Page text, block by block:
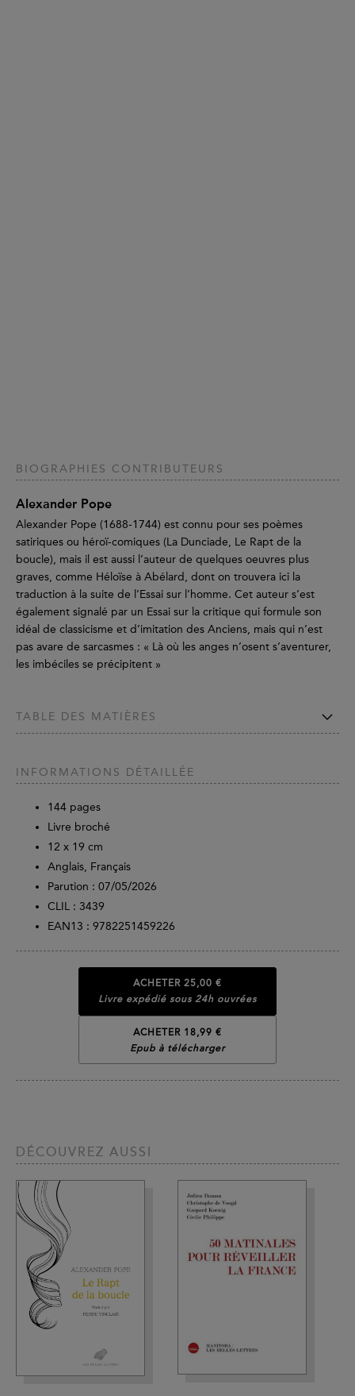
BIOGRAPHIES CONTRIBUTEURS
Alexander Pope
Alexander Pope (1688-1744) est connu pour ses poèmes
satiriques ou héroï-comiques (La Dunciade, Le Rapt de la
boucle), mais il est aussi l’auteur de quelques oeuvres plus
graves, comme Héloïse à Abélard, dont on trouvera ici la
traduction à la suite de l’Essai sur l’homme. Cet auteur s’est
également signalé par un Essai sur la critique qui formule son
idéal de classicisme et d’imitation des Anciens, mais qui n’est
pas avare de sarcasmes : « Là où les anges n’osent s’aventurer,
les imbéciles se précipitent »
TABLE DES MATIÈRES
INFORMATIONS DÉTAILLÉE
144 pages
Livre broché
12 x 19 cm
Anglais, Français
Parution : 07/05/2026
CLIL : 3439
EAN13 : 9782251459226
ACHETER 25,00 €
Livre expédié sous 24h ouvrées
ACHETER 18,99 €
Epub à télécharger
DÉCOUVREZ AUSSI